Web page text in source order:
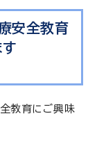
安全教育
す
教育にご興味